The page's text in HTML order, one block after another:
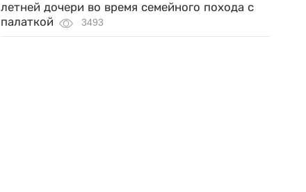
летней дочери во время семейного похода с
палаткой
3493